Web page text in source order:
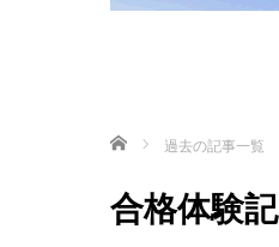
ホーム 過去の記事一覧
合格体験記